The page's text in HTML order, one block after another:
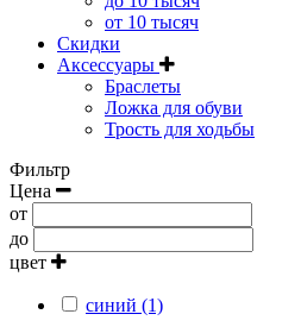
от 10 тысяч
Скидки
Аксессуары
Браслеты
Ложка для обуви
Трость для ходьбы
Фильтр
Цена
от
до
цвет
синий (1)